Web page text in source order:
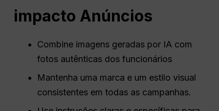
impacto Anúncios
Combine imagens geradas por IA com
fotos autênticas dos funcionários
Mantenha uma marca e um estilo visual
consistentes em todas as campanhas.